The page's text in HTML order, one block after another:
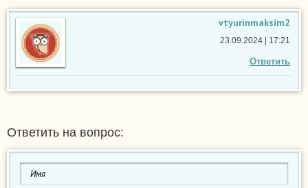
vtyurinmaksim2
Ответить
23.09.2024 | 17:21
Ответить на вопрос: